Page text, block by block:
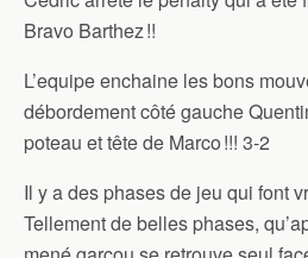
Bravo Barthez !!
L’equipe enchaine les bons
débordement côté gauche
poteau et tête de Marco !!! 3-2
Il y a des phases de jeu qui font
Tellement de belles phases,